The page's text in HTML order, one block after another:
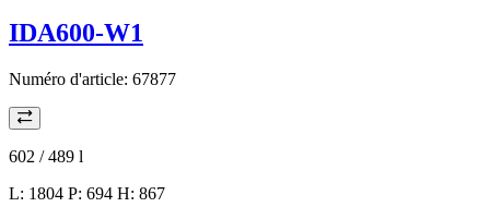
IDA600-W1
Numéro d'article: 67877
602 / 489 l
L: 1804 P: 694 H: 867